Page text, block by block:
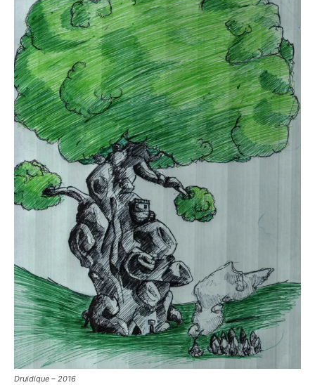
Druidique – 2016